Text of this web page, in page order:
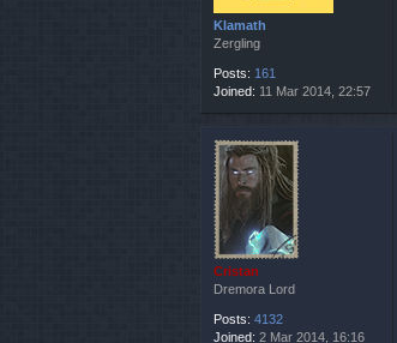
Klamath
Zergling
Posts: 161
Joined: 11 Mar 2014, 22:57
Cristan
Dremora Lord
Posts: 4132
Joined: 2 Mar 2014, 16:16